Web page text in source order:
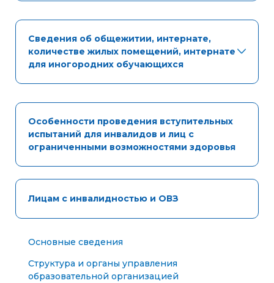
Сведения об общежитии, интернате,
количестве жилых помещений, интернате
для иногородних обучающихся
Особенности проведения вступительных
испытаний для инвалидов и лиц с
ограниченными возможностями здоровья
Лицам с инвалидностью и ОВЗ
Основные сведения
Структура и органы управления
образовательной организацией